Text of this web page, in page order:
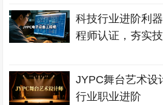
科技行业进阶利
程师认证，夯实
JYPC舞台艺术设
行业职业进阶